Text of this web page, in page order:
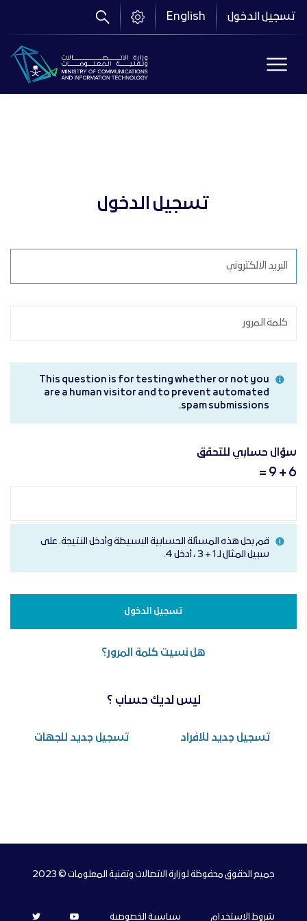
تجاوز
إلى
الرئيسي
تسجيل الدخول English
تسجيل الدخول
This question is for testing whether or not you
are a human visitor and to prevent automated
spam submissions.
سؤال حسابي للتحقق
6 + 9 =
قم بحل هذه المسألة الحسابية البسيطة وأدخل النتيجة. على
سبيل المثال لـ 1 + 3 ، أدخل 4.
هل نسيت كلمة المرور؟
ليس لديك حساب ؟
تسجيل جديد للافراد تسجيل جديد للجهات
جميع الحقوق محفوظة لوزارة الاتصالات وتقنية المعلومات © 2023
شروط الاستخدام سياسية الخصوصية